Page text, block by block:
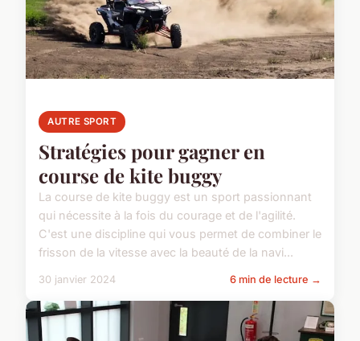
AUTRE SPORT
Stratégies pour gagner en
course de kite buggy
La course de kite buggy est un sport passionnant
qui nécessite à la fois du courage et de l'agilité.
C'est une discipline qui vous permet de combiner le
frisson de la vitesse avec la beauté de la navi...
30 janvier 2024 6 min de lecture →